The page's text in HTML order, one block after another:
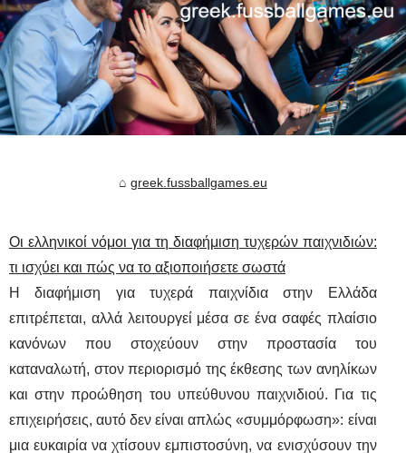
greek.fussballgames.eu
Οι ελληνικοί νόμοι για τη διαφήμιση τυχερών παιχνιδιών:
τι ισχύει και πώς να το αξιοποιήσετε σωστά
Η διαφήμιση για τυχερά παιχνίδια στην Ελλάδα
επιτρέπεται, αλλά λειτουργεί μέσα σε ένα σαφές πλαίσιο
κανόνων που στοχεύουν στην προστασία του
καταναλωτή, στον περιορισμό της έκθεσης των ανηλίκων
και στην προώθηση του υπεύθυνου παιχνιδιού. Για τις
επιχειρήσεις, αυτό δεν είναι απλώς «συμμόρφωση»: είναι
μια ευκαιρία να χτίσουν εμπιστοσύνη, να ενισχύσουν την